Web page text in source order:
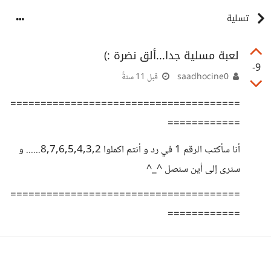
تسلية
-9
لعبة مسلية جدا...ألق نضرة :)
قبل 11 سنةً
======================================
============
أنا سأكتب الرقم 1 في رد و أنتم اكملوا 8,7,6,5,4,3,2...... و
سنرى إلى أين سنصل ^_^
======================================
============